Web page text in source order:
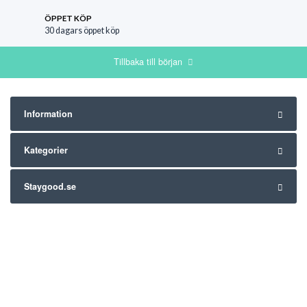
ÖPPET KÖP
30 dagars öppet köp
Tillbaka till början
Information
Kategorier
Staygood.se